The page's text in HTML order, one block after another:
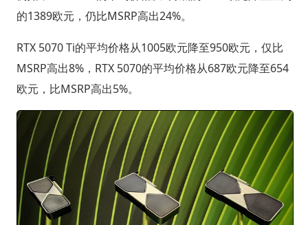
的1389欧元，仍比MSRP高出24%。
RTX 5070 Ti的平均价格从1005欧元降至950欧元，仅比
MSRP高出8%，RTX 5070的平均价格从687欧元降至654
欧元，比MSRP高出5%。